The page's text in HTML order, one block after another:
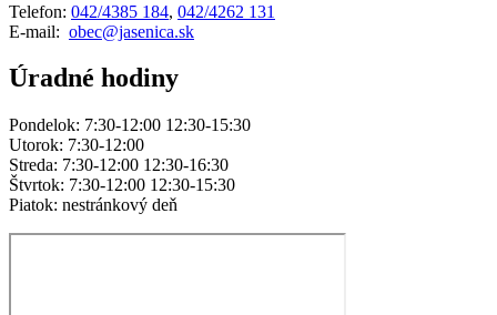
Telefon: 042/4385 184, 042/4262 131
E-mail: obec@jasenica.sk
Úradné hodiny
Pondelok: 7:30-12:00 12:30-15:30
Utorok: 7:30-12:00
Streda: 7:30-12:00 12:30-16:30
Štvrtok: 7:30-12:00 12:30-15:30
Piatok: nestránkový deň